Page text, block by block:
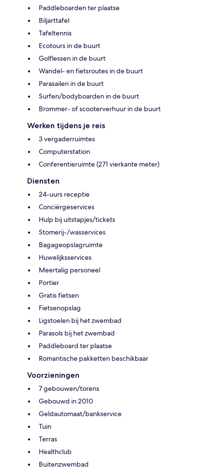
Paddleboarden ter plaatse
Biljarttafel
Tafeltennis
Ecotours in de buurt
Golflessen in de buurt
Wandel- en fietsroutes in de buurt
Parasailen in de buurt
Surfen/bodyboarden in de buurt
Brommer- of scooterverhuur in de buurt
Werken tijdens je reis
3 vergaderruimtes
Computerstation
Conferentieruimte (271 vierkante meter)
Diensten
24-uurs receptie
Conciërgeservices
Hulp bij uitstapjes/tickets
Stomerij-/wasservices
Bagageopslagruimte
Huwelijksservices
Meertalig personeel
Portier
Gratis fietsen
Fietsenopslag
Ligstoelen bij het zwembad
Parasols bij het zwembad
Paddleboard ter plaatse
Romantische pakketten beschikbaar
Voorzieningen
7 gebouwen/torens
Gebouwd in 2010
Geldautomaat/bankservice
Tuin
Terras
Healthclub
Buitenzwembad